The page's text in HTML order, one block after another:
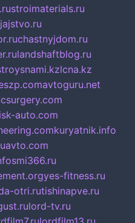
stroimaterials.ru
chastnyjdom.ru
landshaftblog.ru
lcna.kz
avtoguru.net
auto.com
kuryatnik.info
smi366.ru
yes-fitness.ru
otri.rutishinapve.ru
lord-tv.ru